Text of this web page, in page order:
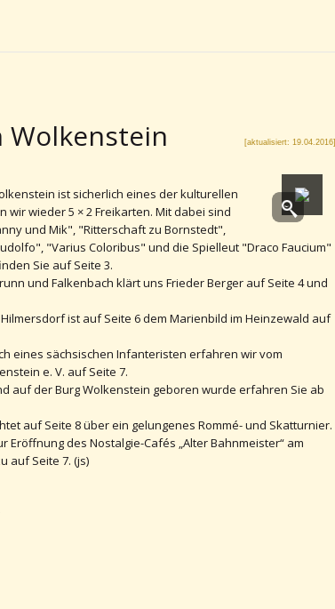
Wolkenstein [aktualisiert: 19.04.2016]
ist sicherlich eines der kulturellen
wir wieder 5 × 2 Freikarten. Mit dabei sind
und Mik", "Ritterschaft zu Bornstedt",
"Varius Coloribus" und die Spielleut "Draco Faucium"
Sie auf Seite 3.
und Falkenbach klärt uns Frieder Berger auf Seite 4 und
ist auf Seite 6 dem Marienbild im Heinzewald auf
eines sächsischen Infanteristen erfahren wir vom
e. V. auf Seite 7.
auf der Burg Wolkenstein geboren wurde erfahren Sie ab
auf Seite 8 über ein gelungenes Rommé- und Skatturnier.
Eröffnung des Nostalgie-Cafés „Alter Bahnmeister“ am
auf Seite 7. (js)